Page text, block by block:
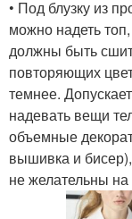
• Под блузку из
можно надеть
должны быть
повторяющих
темнее.
надевать вещи
объемные
вышивка и
не желательны